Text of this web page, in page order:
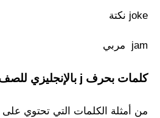
joke نكتة
jam مربي
كلمات بحرف j بالإنجليزي للصف الأول الابتدائي: